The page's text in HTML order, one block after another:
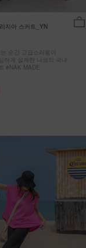
지아 스커트_YN
순간 고급스러움이
하게 설계한 나크의 국내
#NAK MADE.